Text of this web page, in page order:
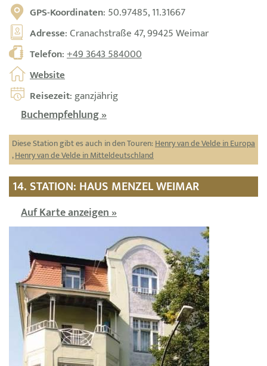
GPS-Koordinaten: 50.97485, 11.31667
Adresse: Cranachstraße 47, 99425 Weimar
Telefon:+49 3643 584000
Website
Reisezeit: ganzjährig
Buchempfehlung »
Diese Station gibt es auch in den Touren:Henry van de Velde in Europa
,Henry van de Velde in Mitteldeutschland
14. STATION: HAUS MENZEL WEIMAR
Auf Karte anzeigen »